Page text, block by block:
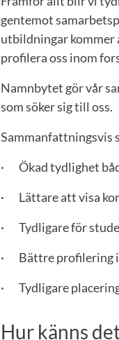
gentemot
utbildningar
profilera oss inom
Namnbytet gör vår
som söker sig till oss.
Sammanfattningsvis
· Ökad tydlighet
· Lättare att visa
· Tydligare för
· Bättre profilering
· Tydligare
Hur känns